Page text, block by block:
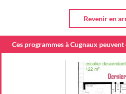
Ces programmes à Cugnaux